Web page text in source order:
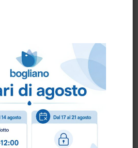
al0172 478161oppure
ainfo@bogliano.it.
siamo a disposizione.